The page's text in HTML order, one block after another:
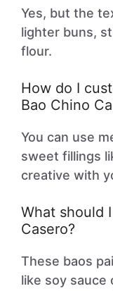
Yes, but the
lighter buns,
flour.
How do I
Bao Chino
You can use
sweet fillings
creative with
What should
Casero?
These baos
like soy sauce